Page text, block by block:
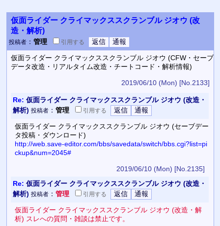
仮面ライダー クライマックススクランブル ジオウ (改
造・解析)
投稿者： 管理 引用する
仮面ライダー クライマックススクランブル ジオウ (CFW・セーブ
データ改造・リアルタイム改造・チートコード・解析情報)
2019/06/10 (Mon) [No.2133]
Re: 仮面ライダー クライマックススクランブル ジオウ (改造・
解析) 投稿者： 管理 引用する
仮面ライダー クライマックススクランブル ジオウ (セーブデー
タ投稿・ダウンロード)
http://web.save-editor.com/bbs/savedata/switch/bbs.cgi?list=pi
ckup&num=2045#
2019/06/10 (Mon) [No.2135]
Re: 仮面ライダー クライマックススクランブル ジオウ (改造・
解析) 投稿者： 管理 引用する
仮面ライダー クライマックススクランブル ジオウ (改造・解
析) スレへの質問・雑談は禁止です。